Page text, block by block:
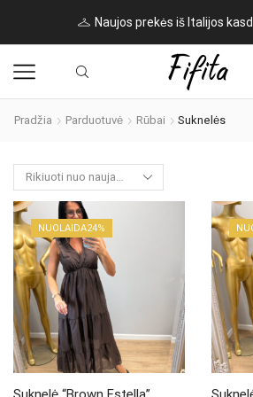
Naujos prekės iš Italijos
Pradžia Parduotuvė Rūbai Suknelės
NUOLAIDA24%